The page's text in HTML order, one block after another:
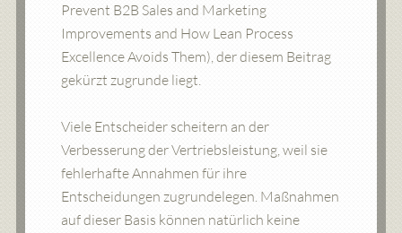
Prevent B2B Sales and Marketing
Improvements and How Lean Process
Excellence Avoids Them), der diesem Beitrag
gekürzt zugrunde liegt.
Viele Entscheider scheitern an der
Verbesserung der Vertriebsleistung, weil sie
fehlerhafte Annahmen für ihre
Entscheidungen zugrundelegen. Maßnahmen
auf dieser Basis können natürlich keine